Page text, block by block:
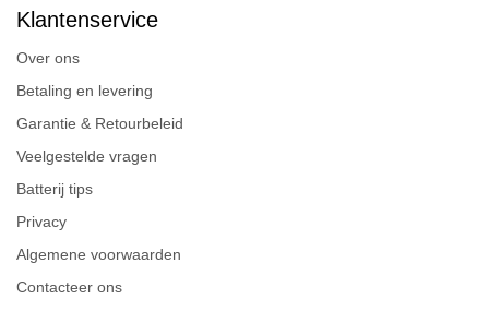
Klantenservice
Over ons
Betaling en levering
Garantie & Retourbeleid
Veelgestelde vragen
Batterij tips
Privacy
Algemene voorwaarden
Contacteer ons